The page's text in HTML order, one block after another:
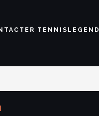
TENNISLEGEND